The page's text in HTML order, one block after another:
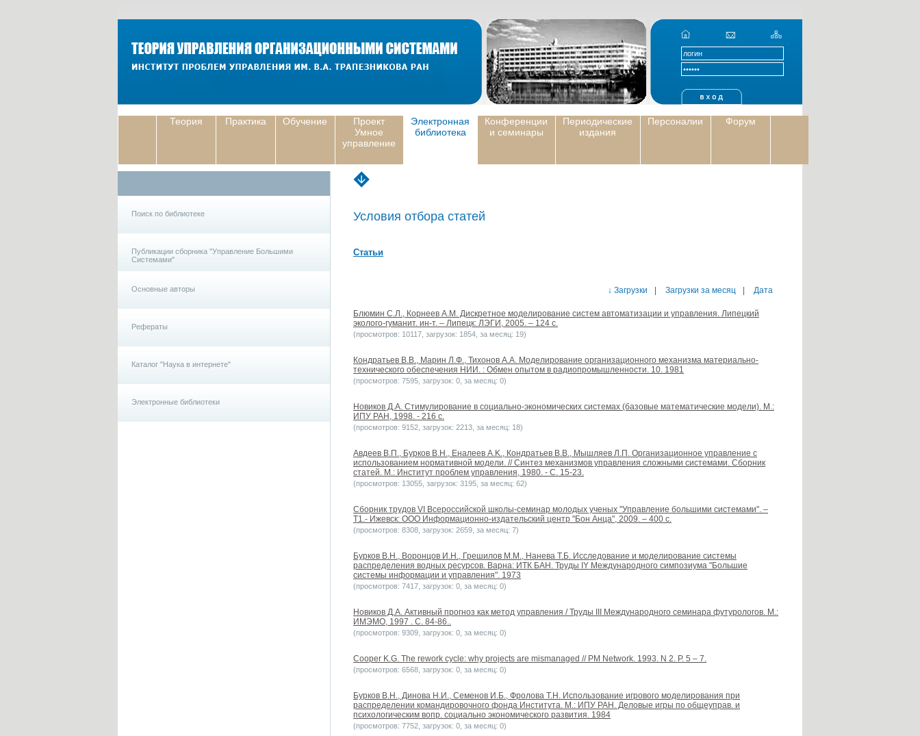
Теория Практика Обучение
Проект
Умное
управление
Электронная
библиотека
Конференции
и семинары
Периодические
издания
Персоналии Форум
Поиск по библиотеке
Публикации сборника "Управление Большими
Системами"
Основные авторы
Рефераты
Каталог "Наука в интернете"
Электронные библиотеки
Условия отбора статей
Статьи
↓ Загрузки Загрузки за месяц Дата
Блюмин С.Л., Корнеев А.М. Дискретное моделирование систем автоматизации и управления. Липецкий
эколого-гуманит. ин-т. – Липецк: ЛЭГИ, 2005. – 124 с.
(просмотров: 10117, загрузок: 1854, за месяц: 19)
Кондратьев В.В., Марин Л.Ф., Тихонов А.А. Моделирование организационного механизма материально-
технического обеспечения НИИ. : Обмен опытом в радиопромышленности. 10. 1981
(просмотров: 7595, загрузок: 0, за месяц: 0)
Новиков Д.А. Стимулирование в социально-экономических системах (базовые математические модели). М.:
ИПУ РАН, 1998. - 216 с.
(просмотров: 9152, загрузок: 2213, за месяц: 18)
Авдеев В.П., Бурков В.Н., Еналеев A.K., Кондратьев В.В., Мышляев Л.П. Организационное управление с
использованием нормативной модели. // Синтез механизмов управления сложными системами. Сборник
статей. М.: Институт проблем управления, 1980. - С. 15-23.
(просмотров: 13055, загрузок: 3195, за месяц: 62)
Сборник трудов VI Всероссийской школы-семинар молодых ученых "Управление большими системами". –
Т1.- Ижевск: ООО Информационно-издательский центр "Бон Анца", 2009. – 400 с.
(просмотров: 8308, загрузок: 2659, за месяц: 7)
Бурков B.H., Воронцов И.Н., Грешилов М.М., Нанева Т.Б. Исследование и моделирование системы
распределения водных ресурсов. Варна: ИТК БАН. Труды IY Международного симпозиума "Большие
системы информации и управления". 1973
(просмотров: 7417, загрузок: 0, за месяц: 0)
Новиков Д.А. Активный прогноз как метод управления / Труды III Международного семинара футурологов. М.:
ИМЭМО, 1997 . С. 84-86..
(просмотров: 9309, загрузок: 0, за месяц: 0)
Cooper K.G. The rework cycle: why projects are mismanaged // PM Network. 1993. N 2. P. 5 – 7.
(просмотров: 6568, загрузок: 0, за месяц: 0)
Бурков B.H., Динова Н.И., Семенов И.Б., Фролова Т.Н. Использование игрового моделирования при
распределении командировочного фонда Института. М.: ИПУ РАН. Деловые игры по общеуправ. и
психологическим вопр. социально экономического развития. 1984
(просмотров: 7752, загрузок: 0, за месяц: 0)